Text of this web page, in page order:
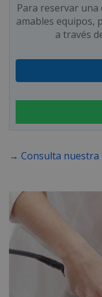
Para reservar
amables equipos,
a través
→ Consulta nuestra